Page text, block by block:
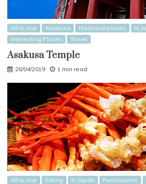
All in one Asakusa Historical places
In
Interesting Places
Travel
Asakusa Temple
26/04/2019 1 min read
All in one Eating In Japan Restaurants